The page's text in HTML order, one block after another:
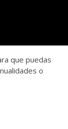
que puedas
o